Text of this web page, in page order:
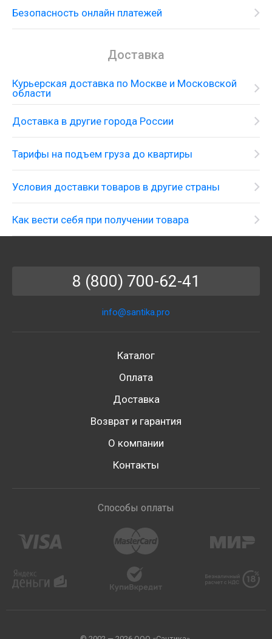
Двойная раковина со смесителем на одно
Безопасность онлайн платежей
Доставка
Курьерская доставка по Москве и Московской
области
Доставка в другие города России
Тарифы на подъем груза до квартиры
Условия доставки товаров в другие страны
Как вести себя при получении товара
8 (800) 700-62-41
info@santika.pro
Каталог
Оплата
Доставка
Возврат и гарантия
О компании
Контакты
Способы оплаты